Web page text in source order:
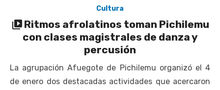
Cultura
Ritmos afrolatinos toman Pichilemu
con clases magistrales de danza y
percusión
La agrupación Afuegote de Pichilemu organizó el 4
de enero dos destacadas actividades que acercaron